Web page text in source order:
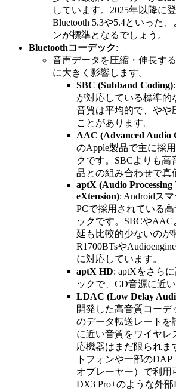
しています。2025年以降に
Bluetooth 5.3や5.4といった
ンが標準となるでしょう。
Bluetoothコーデック:
音声データを圧縮・伸長す
に大きく影響します。
SBC (Subband Coding)
が対応している標準的
音質は平均的で、やや
ことがあります。
AAC (Advanced Audio
のApple製品で主に採
クです。SBCよりも高
品との組み合わせで真
aptX (Audio Processing
eXtension): Androidス
PCで採用されている
ックです。SBCや
延も比較的少ないのが
R1700BTsや
に対応しています。
aptX HD: aptXをさら
ックで、CD音源に近
LDAC (Low Delay
開発した高音質コーデ
のデータ転送レートを
に近い音質をワイヤレ
応機器はまだ限られま
トフォンや一部の
オプレーヤー）で利用
DX3 Pro+のような外